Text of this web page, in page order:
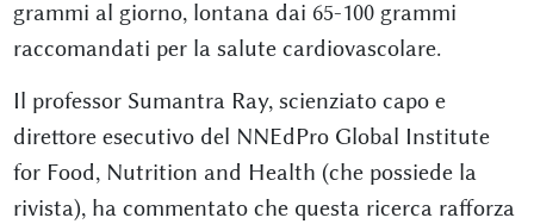
grammi al giorno, lontana dai 65-100 grammi
raccomandati per la salute cardiovascolare.
Il professor Sumantra Ray, scienziato capo e
direttore esecutivo del NNEdPro Global Institute
for Food, Nutrition and Health (che possiede la
rivista), ha commentato che questa ricerca rafforza